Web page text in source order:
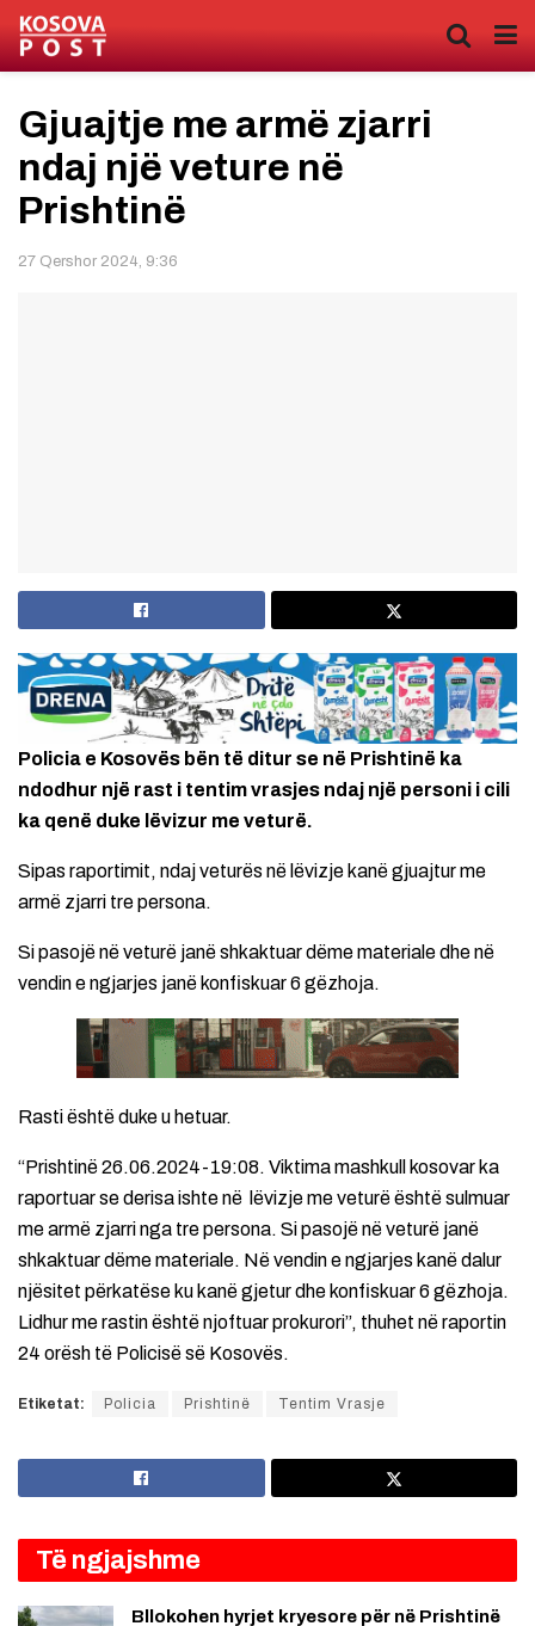
Gjuajtje me armë zjarri
ndaj një veture në
Prishtinë
27 Qershor 2024, 9:36
Policia e Kosovës bën të ditur se në Prishtinë ka
ndodhur një rast i tentim vrasjes ndaj një personi i cili
ka qenë duke lëvizur me veturë.
Sipas raportimit, ndaj veturës në lëvizje kanë gjuajtur me
armë zjarri tre persona.
Si pasojë në veturë janë shkaktuar dëme materiale dhe në
vendin e ngjarjes janë konfiskuar 6 gëzhoja.
Rasti është duke u hetuar.
“Prishtinë 26.06.2024-19:08. Viktima mashkull kosovar ka
raportuar se derisa ishte në lëvizje me veturë është sulmuar
me armë zjarri nga tre persona. Si pasojë në veturë janë
shkaktuar dëme materiale. Në vendin e ngjarjes kanë dalur
njësitet përkatëse ku kanë gjetur dhe konfiskuar 6 gëzhoja.
Lidhur me rastin është njoftuar prokurori”, thuhet në raportin
24 orësh të Policisë së Kosovës.
Etiketat: Policia Prishtinë Tentim Vrasje
Të ngjajshme
Bllokohen hyrjet kryesore për në Prishtinë